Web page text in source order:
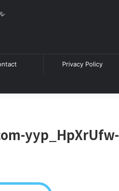
Privacy Policy
yyp_HpXrUfw-